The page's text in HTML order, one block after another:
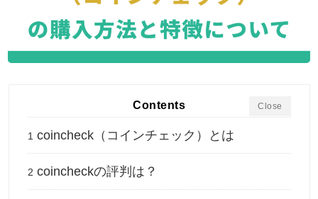
Contents Close
1 coincheck（コインチェック）とは
2 coincheckの評判は？